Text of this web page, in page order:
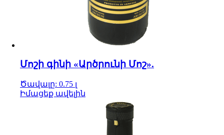
Մոշի գինի «Արծրունի Մոշ».
Ծավալը: 0.75 լ
Իմացեք ավելին